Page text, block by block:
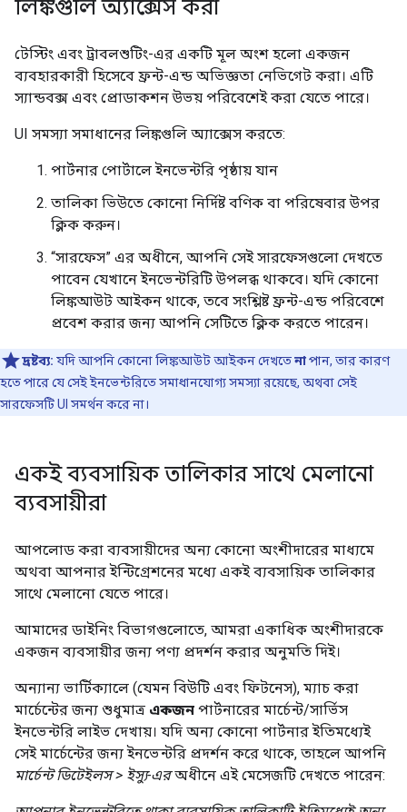
লিঙ্কগুলি অ্যাক্সেস করা
টেস্টিং এবং ট্রাবলশুটিং-এর একটি মূল অংশ হলো একজন
ব্যবহারকারী হিসেবে ফ্রন্ট-এন্ড অভিজ্ঞতা নেভিগেট করা। এটি
স্যান্ডবক্স এবং প্রোডাকশন উভয় পরিবেশেই করা যেতে পারে।
UI সমস্যা সমাধানের লিঙ্কগুলি অ্যাক্সেস করতে:
পার্টনার পোর্টালে ইনভেন্টরি পৃষ্ঠায় যান
তালিকা ভিউতে কোনো নির্দিষ্ট বণিক বা পরিষেবার উপর
ক্লিক করুন।
“সারফেস” এর অধীনে, আপনি সেই সারফেসগুলো দেখতে
পাবেন যেখানে ইনভেন্টরিটি উপলব্ধ থাকবে। যদি কোনো
লিঙ্কআউট আইকন থাকে, তবে সংশ্লিষ্ট ফ্রন্ট-এন্ড পরিবেশে
প্রবেশ করার জন্য আপনি সেটিতে ক্লিক করতে পারেন।
দ্রষ্টব্য: যদি আপনি কোনো লিঙ্কআউট আইকন দেখতেনাপান, তার কারণ
হতে পারে যে সেই ইনভেন্টরিতে সমাধানযোগ্য সমস্যা রয়েছে, অথবা সেই
সারফেসটি UI সমর্থন করে না।
একই ব্যবসায়িক তালিকার সাথে মেলানো
ব্যবসায়ীরা
আপলোড করা ব্যবসায়ীদের অন্য কোনো অংশীদারের মাধ্যমে
অথবা আপনার ইন্টিগ্রেশনের মধ্যে একই ব্যবসায়িক তালিকার
সাথে মেলানো যেতে পারে।
আমাদের ডাইনিং বিভাগগুলোতে, আমরা একাধিক অংশীদারকে
একজন ব্যবসায়ীর জন্য পণ্য প্রদর্শন করার অনুমতি দিই।
অন্যান্য ভার্টিক্যালে (যেমন বিউটি এবং ফিটনেস), ম্যাচ করা
মার্চেন্টের জন্য শুধুমাত্র একজন পার্টনারের মার্চেন্ট/সার্ভিস
ইনভেন্টরি লাইভ দেখায়। যদি অন্য কোনো পার্টনার ইতিমধ্যেই
সেই মার্চেন্টের জন্য ইনভেন্টরি প্রদর্শন করে থাকে, তাহলে আপনি
মার্চেন্ট ডিটেইলস > ইস্যু-এরঅধীনে এই মেসেজটি দেখতে পারেন: